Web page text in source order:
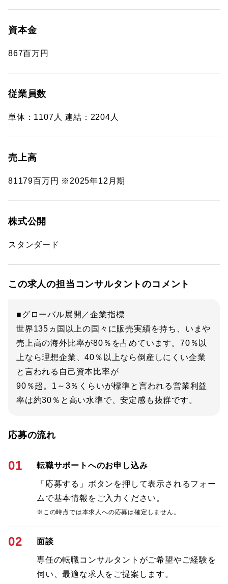
資本金
867百万円
従業員数
単体：1107人 連結：2204人
売上高
81179百万円 ※2025年12月期
株式公開
スタンダード
この求人の担当コンサルタントのコメント
■グローバル展開／企業指標
世界135ヵ国以上の国々に販売実績を持ち、いまや
売上高の海外比率が80％を占めています。70％以
上なら理想企業、40％以上なら倒産しにくい企業
と言われる自己資本比率が
90％超。1～3％くらいが標準と言われる営業利益
率は約30％と高い水準で、安定感も抜群です。
応募の流れ
01 転職サポートへのお申し込み
「応募する」ボタンを押して表示されるフォー
ムで基本情報をご入力ください。
※この時点では本求人への応募は確定しません。
02 面談
専任の転職コンサルタントがご希望やご経験を
伺い、最適な求人をご提案します。